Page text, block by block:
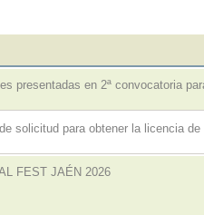
presentadas en 2ª convocatoria
solicitud para obtener la licencia
FEST JAÉN 2026